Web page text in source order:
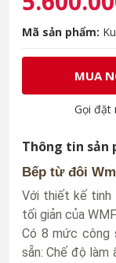
Mã sản phẩm:
MUA
Gọi đặt
Thông tin sản
Bếp từ đôi
Với thiết kế tinh
tối giản của WMF.
Có 8 mức công
sẵn: Chế độ